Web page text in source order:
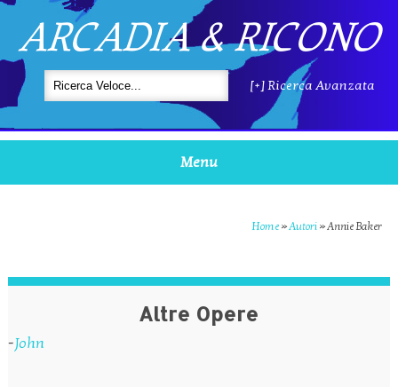
ARCADIA & RICONO
[+] Ricerca Avanzata
Menu
Home »Autori »Annie Baker
Altre Opere
-John